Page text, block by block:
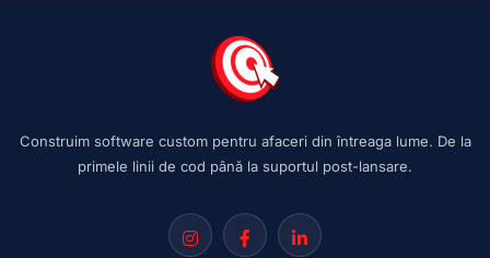
Construim software custom pentru afaceri din întreaga lume. De la
primele linii de cod până la suportul post-lansare.